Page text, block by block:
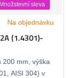
Množstevní sleva
Na objednávku
(1.4301)-
200 mm, výška
AISI 304) v